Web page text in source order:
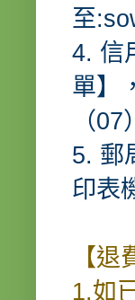
至
4. 信
單】
（
5. 郵
印表
【退
1.如